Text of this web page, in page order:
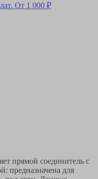
От 1 000 ₽
прямой соединитель с
предназначена для